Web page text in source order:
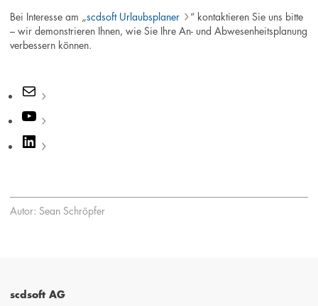
Bei Interesse am „scdsoft Urlaubsplaner
“ kontaktieren Sie uns bitte
– wir demonstrieren Ihnen, wie Sie Ihre An- und Abwesenheitsplanung
verbessern können.
E-
Mail
YouTube
LinkedIn
Autor: Sean Schröpfer
scdsoft AG